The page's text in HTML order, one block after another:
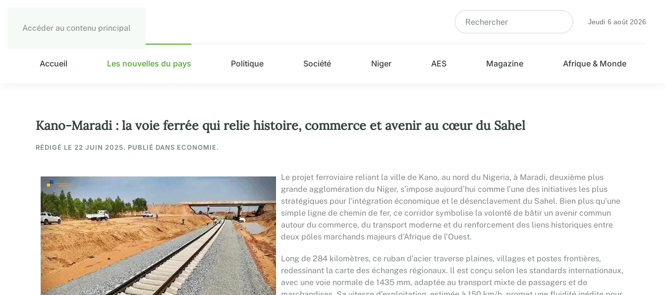
Accéder au contenu principal
Jeudi 6 août 2026
Accueil Les nouvelles du pays Politique Société Niger AES Magazine Afrique & Monde
Kano-Maradi : la voie ferrée qui relie histoire, commerce et avenir au cœur du Sahel
RÉDIGÉ LE 22 JUIN 2025. PUBLIÉ DANS ECONOMIE.
Le projet ferroviaire reliant la ville de Kano, au nord du Nigeria, à Maradi, deuxième plus
grande agglomération du Niger, s’impose aujourd’hui comme l’une des initiatives les plus
stratégiques pour l’intégration économique et le désenclavement du Sahel. Bien plus qu’une
simple ligne de chemin de fer, ce corridor symbolise la volonté de bâtir un avenir commun
autour du commerce, du transport moderne et du renforcement des liens historiques entre
deux pôles marchands majeurs d’Afrique de l’Ouest.
Long de 284 kilomètres, ce ruban d’acier traverse plaines, villages et postes frontières,
redessinant la carte des échanges régionaux. Il est conçu selon les standards internationaux,
avec une voie normale de 1435 mm, adaptée au transport mixte de passagers et de